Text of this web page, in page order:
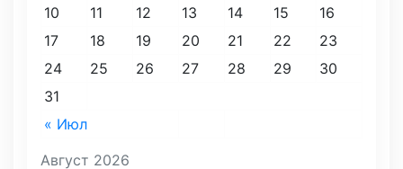
Август 2026
« Июл
10
11 12 13 14 15
16
17
18 19 20 21 22
23
24
25 26 27 28 29
30
31